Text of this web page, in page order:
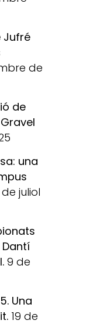
Jufré
de
de
una
juliol
Dantí
9 de
Una
19 de